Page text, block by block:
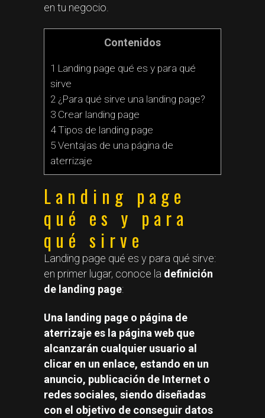
en tu negocio.
Contenidos
1 Landing page qué es y para qué
sirve
2 ¿Para qué sirve una landing page?
3 Crear landing page
4 Tipos de landing page
5 Ventajas de una página de
aterrizaje
Landing page
qué es y para
qué sirve
Landing page qué es y para qué sirve:
en primer lugar, conoce la definición
de landing page:
Una landing page o página de
aterrizaje es la página web que
alcanzarán cualquier usuario al
clicar en un enlace, estando en un
anuncio, publicación de Internet o
redes sociales, siendo diseñadas
con el objetivo de conseguir datos